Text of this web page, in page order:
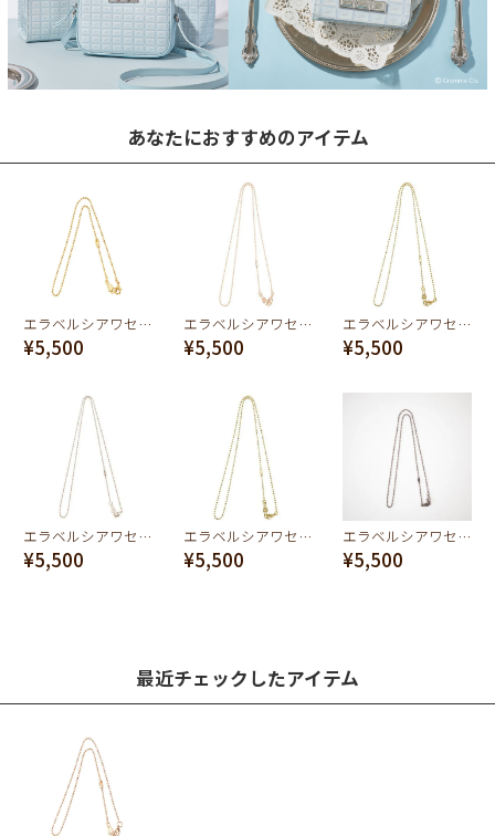
あなたにおすすめのアイテム
エラベルシアワセ ボールチェーン(Yellow Gold/40cm)
¥5,500
エラベルシアワセ ニッケルフリー ボールチェーン ネックレス (60cm)
¥5,500
エラベルシアワセ ニッケルフリー ボールチェーン ネックレス (60cm)
¥5,500
エラベルシアワセ ボールチェーン ネックレス (60cm)
¥5,500
エラベルシアワセ ボールチェーン ネックレス (60cm)
¥5,500
エラベルシアワセ ボールチェーン(銅古美/60cm)
¥5,500
最近チェックしたアイテム